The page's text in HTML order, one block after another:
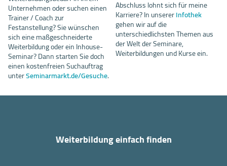
Unternehmen oder suchen einen
Trainer / Coach zur
Festanstellung? Sie wünschen
sich eine maßgeschneiderte
Weiterbildung oder ein Inhouse-
Seminar? Dann starten Sie doch
einen kostenfreien Suchauftrag
unterSeminarmarkt.de/Gesuche.
Abschluss lohnt sich für meine
Karriere? In unsererInfothek
gehen wir auf die
unterschiedlichsten Themen aus
der Welt der Seminare,
Weiterbildungen und Kurse ein.
Weiterbildung einfach finden